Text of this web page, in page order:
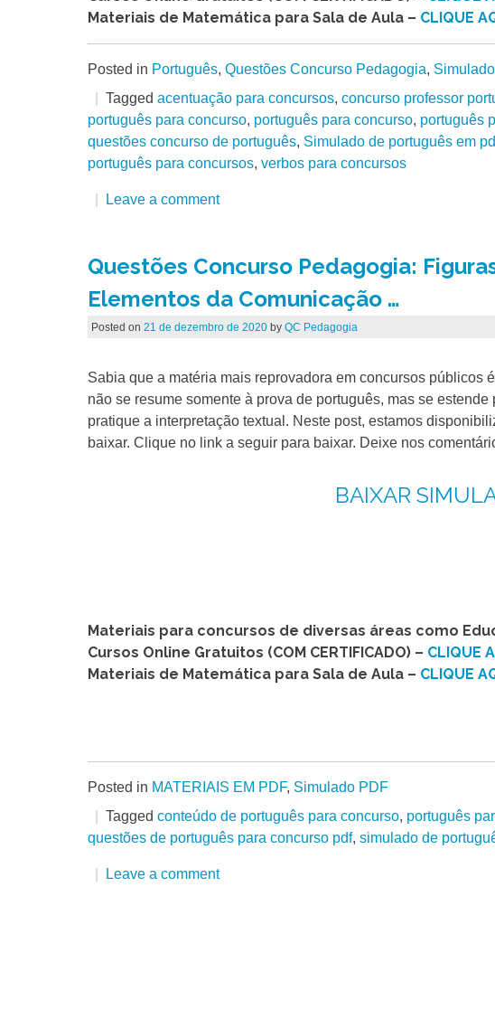
Materiais de Matemática para Sala de Aula – CLIQUE
Posted in Português, Questões Concurso Pedagogia,
Tagged acentuação para concursos, concurso professor
português para concurso, português para concurso, português
questões concurso de português, Simulado de português em
português para concursos, verbos para concursos
Leave a comment
Questões Concurso Pedagogia:
Elementos da Comunicação …
Posted on 21 de dezembro de 2020by QC Pedagogia
Sabia que a matéria mais reprovadora em concursos públicos
não se resume somente à prova de português, mas se
pratique a interpretação textual. Neste post, estamos
baixar. Clique no link a seguir para baixar. Deixe nos
BAIXAR
Materiais para concursos de diversas áreas como
Cursos Online Gratuitos (COM CERTIFICADO) – CLIQUE
Materiais de Matemática para Sala de Aula – CLIQUE
Posted in MATERIAIS EM PDF, Simulado PDF
Tagged conteúdo de português para concurso, português
questões de português para concurso pdf, simulado de
Leave a comment